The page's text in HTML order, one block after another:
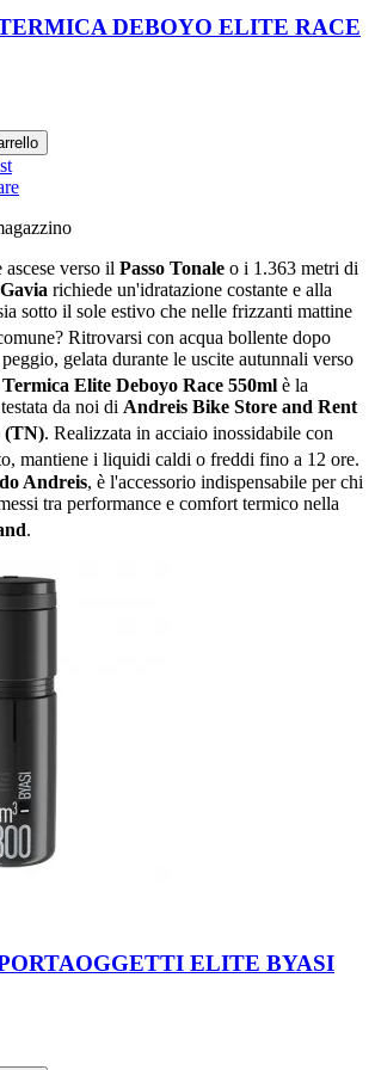
DEBOYO ELITE RACE
verso il Passo Tonale o i 1.363 metri di
richiede un'idratazione costante e alla
sotto il sole estivo che nelle frizzanti mattine
Ritrovarsi con acqua bollente dopo
gelata durante le uscite autunnali verso
Elite Deboyo Race 550ml è la
da noi di Andreis Bike Store and Rent
(TN). Realizzata in acciaio inossidabile con
mantiene i liquidi caldi o freddi fino a 12 ore.
Andreis, è l'accessorio indispensabile per chi
tra performance e comfort termico nella
.
ELITE BYASI